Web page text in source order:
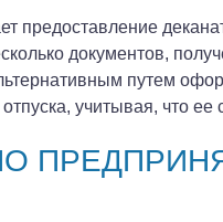
предоставление
документов,
путем
учитывая, что